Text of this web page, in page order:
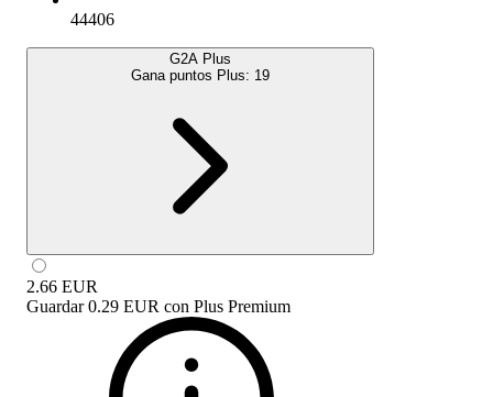
44406
G2A Plus
Gana puntos Plus: 19
2.66 EUR
Guardar 0.29 EUR con Plus Premium